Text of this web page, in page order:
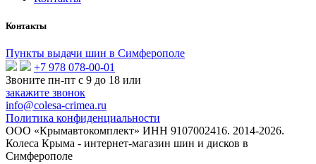
Контакты
Пункты выдачи шин в Симферополе
+7 978 078-00-01
Звоните пн-пт c 9 до 18 или
закажите звонок
info@colesa-crimea.ru
Политика конфиденциальности
ООО «Крымавтокомплект» ИНН 9107002416. 2014-2026.
Колеса Крыма - интернет-магазин шин и дисков в
Симферополе